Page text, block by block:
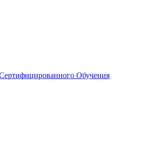
Обучения